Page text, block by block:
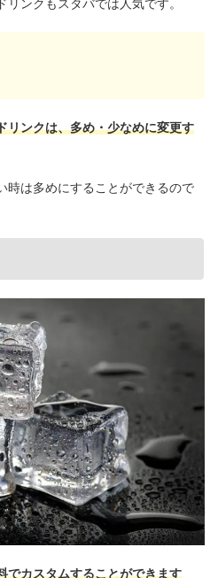
ンクもスタバでは人気です。
リンクは、多め・少なめに変更す
時は多めにすることができるので
でカスタムすることができます